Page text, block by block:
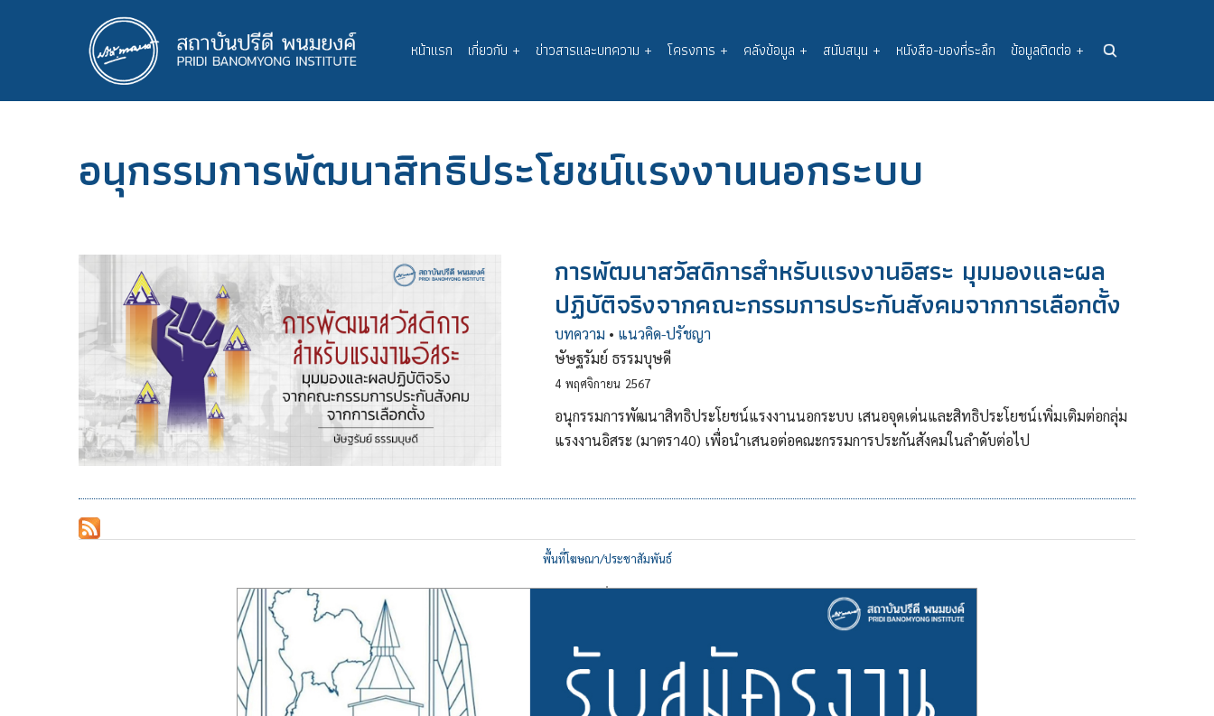
Main
navigation
หน้าแรก เกี่ยวกับ + ข่าวสารและบทความ + โครงการ + คลังข้อมูล + สนับสนุน + หนังสือ-ของที่ระลึก ข้อมูลติดต่อ +
อนุกรรมการพัฒนาสิทธิประโยชน์แรงงานนอกระบบ
การพัฒนาสวัสดิการสำหรับแรงงานอิสระ มุมมองและผล
ปฏิบัติจริงจากคณะกรรมการประกันสังคมจากการเลือกตั้ง
บทความ • แนวคิด-ปรัชญา
ษัษฐรัมย์ ธรรมบุษดี
4 พฤศจิกายน 2567
อนุกรรมการพัฒนาสิทธิประโยชน์แรงงานนอกระบบ เสนอจุดเด่นและสิทธิประโยชน์เพิ่มเติมต่อกลุ่ม
แรงงานอิสระ (มาตรา40) เพื่อนำเสนอต่อคณะกรรมการประกันสังคมในลำดับต่อไป
พื้นที่โฆษณา/ประชาสัมพันธ์